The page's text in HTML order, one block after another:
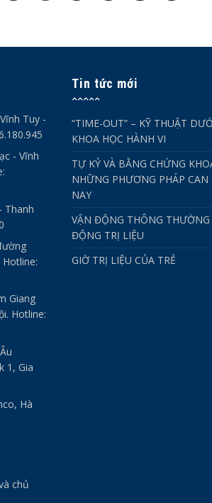
Tuy -
- Vĩnh
Thanh
Hotline:
Giang
Hotline:
1, Gia
Hà
chủ
Tin tức mới
“TIME-OUT” – KỸ THUẬT
KHOA HỌC HÀNH VI
TỰ KỶ VÀ BẰNG CHỨNG
NHỮNG PHƯƠNG PHÁP CAN
NAY
VẬN ĐỘNG THÔNG THƯỜNG
ĐỘNG TRỊ LIỆU
GIỜ TRỊ LIỆU CỦA TRẺ